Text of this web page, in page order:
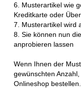
6. Musterartikel wie
Kreditkarte oder
7. Musterartikel wird
8. Sie können nun
anprobieren lassen
Wenn Ihnen der
gewünschten
Onlineshop